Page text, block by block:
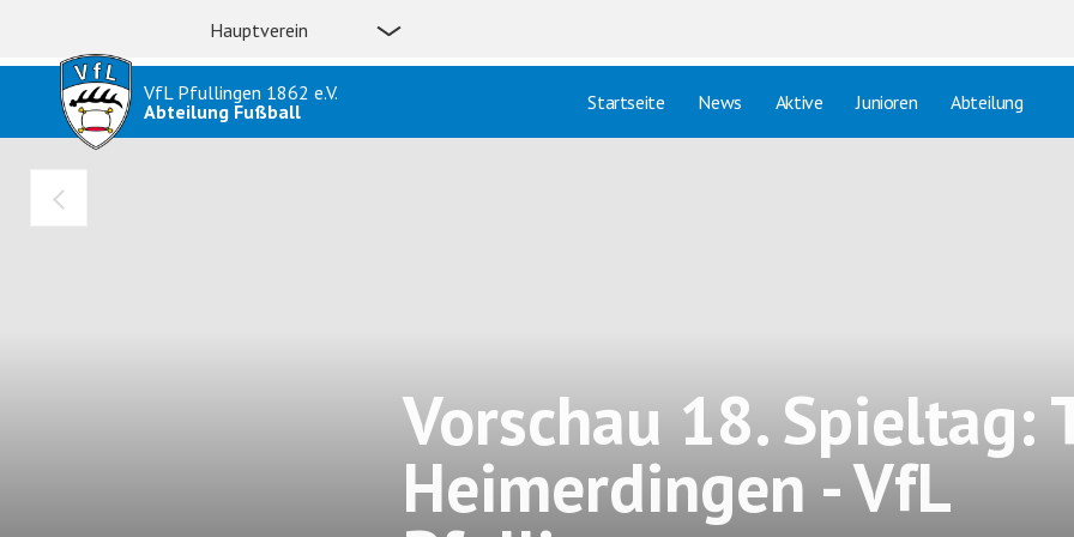
VfL Pfullingen 1862 e.V.
Abteilung Fußball
Hauptverein
Startseite News Aktive Junioren Abteilung
Vorschau 18. Spieltag:
Heimerdingen - VfL